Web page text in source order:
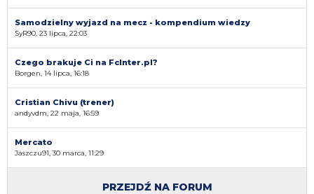
Samodzielny wyjazd na mecz - kompendium wiedzy
SyR90, 23 lipca, 22:03
Czego brakuje Ci na FcInter.pl?
Borgen, 14 lipca, 16:18
Cristian Chivu (trener)
andyvdm, 22 maja, 16:59
Mercato
Jaszczu91, 30 marca, 11:29
PRZEJDŹ NA FORUM